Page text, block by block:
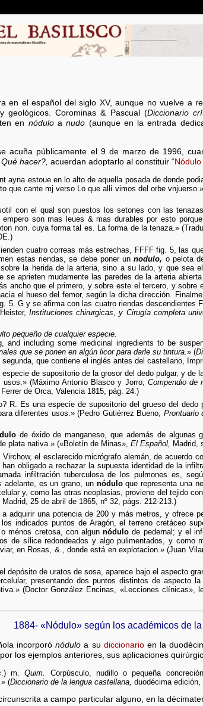
en el español del siglo XV, aunque no vuelve a
geológicos. Corominas & Pascual (Diccionario
en nóduloanudo (aunque en la entrada
acuña públicamente el 9 de marzo de 1996,
hacer?, acuerdan adoptarlo al constituir “
ayna estoue en lo alto de aquella posada de donde
que cante mj verso Lo que alli vimos del orbe
con el qual son puestos los setones con las
son mas leues & mas durables por esto
non. cuya forma tal es. La forma de la tenaza.»
cuatro correas más estrechas, FFFF fig. 5, las
estas riendas, se debe poner unnodulo, o pelota
la herida de la arteria, sino a su lado, y que sea
se aprieten mudamente las paredes de la arteria
ancho que el primero, y sobre este el tercero, y
el hueso del femor, según la dicha dirección.
5. G y se afirma con las cuatro riendas descendientes
Instituciones chirurgicas, y Cirugía completa
pequeño de cualquier especie.
and including some medicinal ingredients to be
que se ponen en algún licor para darle su tintura. » (
segunda, que contiene el inglés antes del castellano,
especie de supositorio de la grosor del dedo pulgar, y de
(Máximo Antonio Blasco y Jorro, Compendio de
de Orca, Valencia 1815, pág. 24.)
R. Es una especie de supositorio del grueso del
diferentes usos.» (Pedro Gutiérrez Bueno, Prontuario
de óxido de manganeso, que además de algunas
plata nativa.» («Boletín de Minas», El Español, Madrid,
el esclarecido micrógrafo alemán, de acuerdo
obligado a rechazar la supuesta identidad de la
infiltración tuberculosa de los pulmones es,
adelante, es un grano, un nóduloque representa una
y, como las otras neoplasias, proviene del tejido
Madrid, 25 de abril de 1865, nº 32, págs. 212-213.)
adquirir una potencia de 200 y más metros, y ofrece
indicados puntos de Aragón, el terreno cretáceo
ménos cretosa, con algunnódulo de pedernal; y el
de sílice redondeados y algo pulimentados, y como
en Rosas, &., donde está en explotacion.» (Juan
depósito de uratos de sosa, aparece bajo el aspecto
presentando dos puntos distintos de aspecto
(Doctor González Encinas, «Lecciones clínicas»,
1884- «Nódulo» según los académicos de
incorporónódulo a su diccionarioen la
los ejemplos anteriores, sus aplicaciones
.) m.Quim.
Corpúsculo, nudillo o pequeña
(Diccionario de la lengua castellana, duodécima
a campo particular alguno, en la